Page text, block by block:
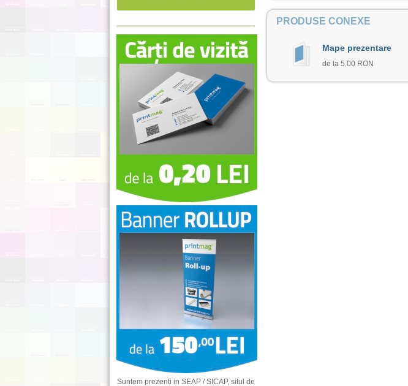
Suntem prezenti in SEAP / SICAP, situl de
PRODUSE CONEXE
Mape prezentare
de la 5.00 RON